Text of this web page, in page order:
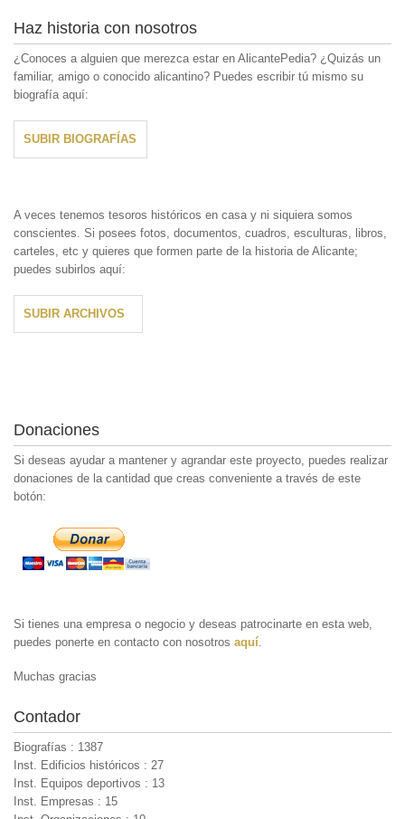
Haz historia con nosotros
¿Conoces a alguien que merezca estar en AlicantePedia? ¿Quizás un
familiar, amigo o conocido alicantino? Puedes escribir tú mismo su
biografía aquí:
SUBIR BIOGRAFÍAS
A veces tenemos tesoros históricos en casa y ni siquiera somos
conscientes. Si posees fotos, documentos, cuadros, esculturas, libros,
carteles, etc y quieres que formen parte de la historia de Alicante;
puedes subirlos aquí:
SUBIR ARCHIVOS
Donaciones
Si deseas ayudar a mantener y agrandar este proyecto, puedes realizar
donaciones de la cantidad que creas conveniente a través de este
botón:
Si tienes una empresa o negocio y deseas patrocinarte en esta web,
puedes ponerte en contacto con nosotros aquí.
Muchas gracias
Contador
Biografías : 1387
Inst. Edificios históricos : 27
Inst. Equipos deportivos : 13
Inst. Empresas : 15